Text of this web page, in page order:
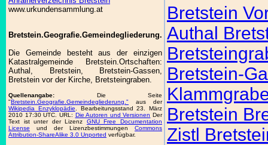
www.urkundensammlung.at
Bretstein.Geografie.Gemeindegliederung.
Die Gemeinde besteht aus der einzigen
Katastralgemeinde Bretstein.Ortschaften:
Authal, Bretstein, Bretstein-Gassen,
Bretstein vor der Kirche, Bretsteingraben.
Quellenangabe: Die Seite
"Bretstein.Geografie.Gemeindegliederung." aus der
Wikipedia Enzyklopädie . Bearbeitungsstand 23. März
2010 17:30 UTC. URL: Die Autoren und Versionen Der
Text ist unter der Lizenz GNU Free Documentation
License und der Lizenzbestimmungen Commons
Attribution-ShareAlike 3.0 Unported verfügbar.
Bretstein
Authal
Bretstein-
Bretstein
Zistl